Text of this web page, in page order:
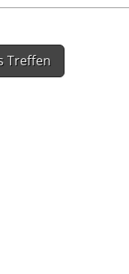
Treffen